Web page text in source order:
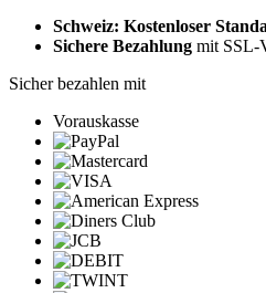
Schweiz: Kostenloser
Sichere Bezahlung mit SSL-
Sicher bezahlen mit
Vorauskasse